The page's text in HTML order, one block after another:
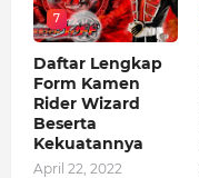
7
Daftar Lengkap
Form Kamen
Rider Wizard
Beserta
Kekuatannya
April 22, 2022